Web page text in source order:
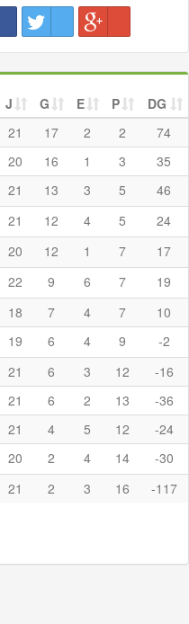
J G E P
DG
21 17 2 2
74
20 16 1 3
35
21 13 3 5
46
21 12 4 5
24
20 12 1 7
17
22 9 6 7
19
18 7 4 7
10
19 6 4 9
-2
21 6 3 12
-16
21 6 2 13
-36
21 4 5 12
-24
20 2 4 14
-30
21 2 3 16 -117